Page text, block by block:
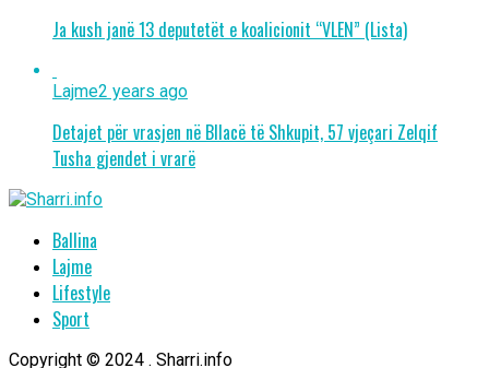
Ja kush janë 13 deputetët e koalicionit “VLEN” (Lista)
Lajme2 years ago
Detajet për vrasjen në Bllacë të Shkupit, 57 vjeçari Zelqif
Tusha gjendet i vrarë
Ballina
Lajme
Lifestyle
Sport
Copyright © 2024 . Sharri.info